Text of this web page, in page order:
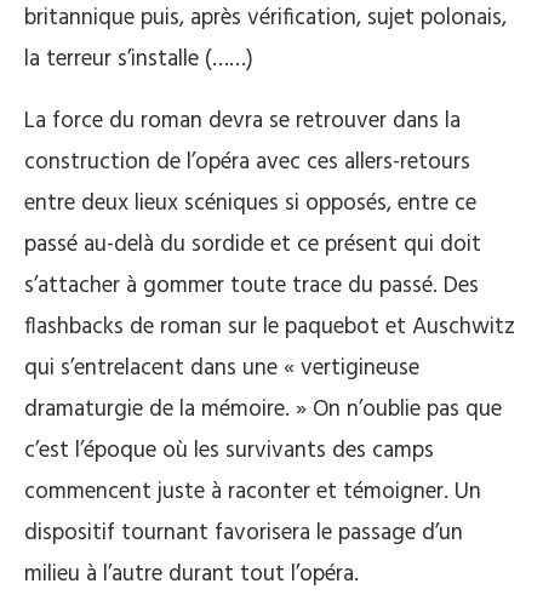
britannique puis, après vérification, sujet polonais,
la terreur s’installe (……)
La force du roman devra se retrouver dans la
construction de l’opéra avec ces allers-retours
entre deux lieux scéniques si opposés, entre ce
passé au-delà du sordide et ce présent qui doit
s’attacher à gommer toute trace du passé. Des
flashbacks de roman sur le paquebot et Auschwitz
qui s’entrelacent dans une « vertigineuse
dramaturgie de la mémoire. » On n’oublie pas que
c’est l’époque où les survivants des camps
commencent juste à raconter et témoigner. Un
dispositif tournant favorisera le passage d’un
milieu à l’autre durant tout l’opéra.